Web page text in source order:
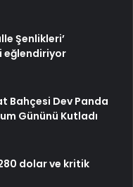
Şenlikleri’
eğlendiriyor
Bahçesi Dev Panda
Gününü Kutladı
dolar ve kritik